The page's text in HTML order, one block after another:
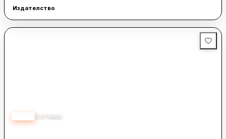
Издателство
5 отзива